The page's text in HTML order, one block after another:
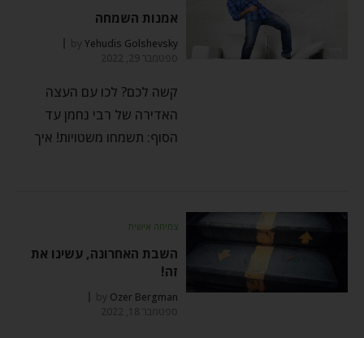
אמנות השמחה
byYehudis Golshevsky
ספטמבר 29, 2022
קשה לכם? לכו עם העצה
האדירה של רבי נחמן עד
הסוף: תשמחו משטויות! איך
צמיחה אישית
השבת האחרונה, עשינו את
זה!
by Ozer Bergman
ספטמבר 18, 2022